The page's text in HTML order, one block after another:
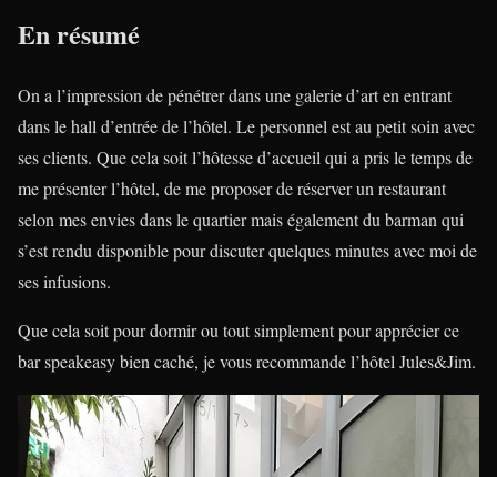
En résumé
On a l’impression de pénétrer dans une galerie d’art en entrant
dans le hall d’entrée de l’hôtel. Le personnel est au petit soin avec
ses clients. Que cela soit l’hôtesse d’accueil qui a pris le temps de
me présenter l’hôtel, de me proposer de réserver un restaurant
selon mes envies dans le quartier mais également du barman qui
s’est rendu disponible pour discuter quelques minutes avec moi de
ses infusions.
Que cela soit pour dormir ou tout simplement pour apprécier ce
bar speakeasy bien caché, je vous recommande l’hôtel Jules&Jim.